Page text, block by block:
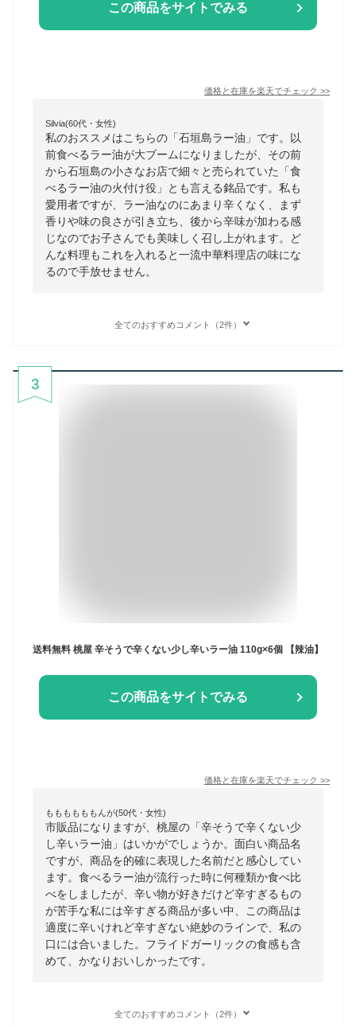
この商品をサイトでみる
価格と在庫を楽天でチェック >>
Silvia(60代・女性)
私のおススメはこちらの「石垣島ラー油」です。以
前食べるラー油が大ブームになりましたが、その前
から石垣島の小さなお店で細々と売られていた「食
べるラー油の火付け役」とも言える銘品です。私も
愛用者ですが、ラー油なのにあまり辛くなく、まず
香りや味の良さが引き立ち、後から辛味が加わる感
じなのでお子さんでも美味しく召し上がれます。ど
んな料理もこれを入れると一流中華料理店の味にな
るので手放せません。
全てのおすすめコメント（2件）
3
送料無料 桃屋 辛そうで辛くない少し辛いラー油 110g×6個 【辣油】
この商品をサイトでみる
価格と在庫を楽天でチェック >>
ももももももんが(50代・女性)
市販品になりますが、桃屋の「辛そうで辛くない少
し辛いラー油」はいかがでしょうか。面白い商品名
ですが、商品を的確に表現した名前だと感心してい
ます。食べるラー油が流行った時に何種類か食べ比
べをしましたが、辛い物が好きだけど辛すぎるもの
が苦手な私には辛すぎる商品が多い中、この商品は
適度に辛いけれど辛すぎない絶妙のラインで、私の
口には合いました。フライドガーリックの食感も含
めて、かなりおいしかったです。
全てのおすすめコメント（2件）